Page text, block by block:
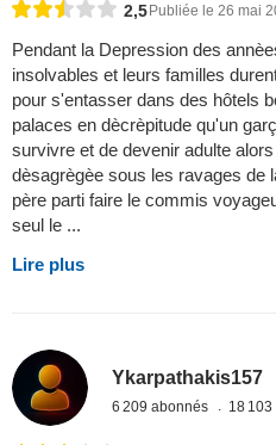
2,5 Publiée le 26 mai
Pendant la Depression des
insolvables et leurs familles
pour s'entasser dans des hôtels
palaces en dècrèpitude qu'un
survivre et de devenir adulte
dèsagrègèe sous les ravages de
père parti faire le commis
seul le ...
Lire plus
Ykarpathakis157
6 209 abonnés 18